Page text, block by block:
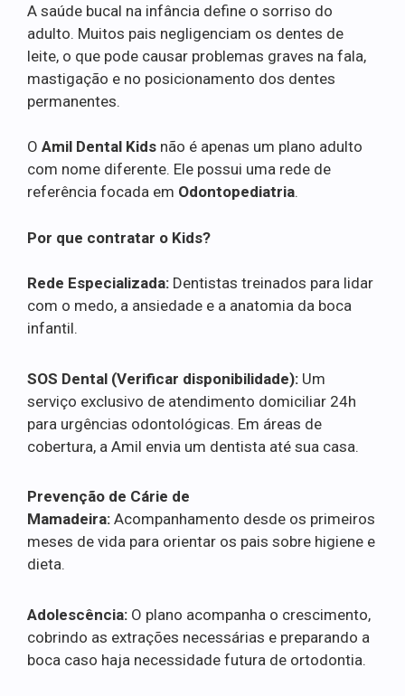
A saúde bucal na infância define o sorriso do
adulto. Muitos pais negligenciam os dentes de
leite, o que pode causar problemas graves na fala,
mastigação e no posicionamento dos dentes
permanentes.
O Amil Dental Kids não é apenas um plano adulto
com nome diferente. Ele possui uma rede de
referência focada em Odontopediatria.
Por que contratar o Kids?
Rede Especializada: Dentistas treinados para lidar
com o medo, a ansiedade e a anatomia da boca
infantil.
SOS Dental (Verificar disponibilidade): Um
serviço exclusivo de atendimento domiciliar 24h
para urgências odontológicas. Em áreas de
cobertura, a Amil envia um dentista até sua casa.
Prevenção de Cárie de
Mamadeira: Acompanhamento desde os primeiros
meses de vida para orientar os pais sobre higiene e
dieta.
Adolescência: O plano acompanha o crescimento,
cobrindo as extrações necessárias e preparando a
boca caso haja necessidade futura de ortodontia.